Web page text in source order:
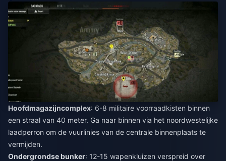
Hoofdmagazijncomplex: 6-8 militaire voorraadkisten binnen
een straal van 40 meter. Ga naar binnen via het noordwestelijke
laadperron om de vuurlinies van de centrale binnenplaats te
vermijden.
Ondergrondse bunker: 12-15 wapenkluizen verspreid over